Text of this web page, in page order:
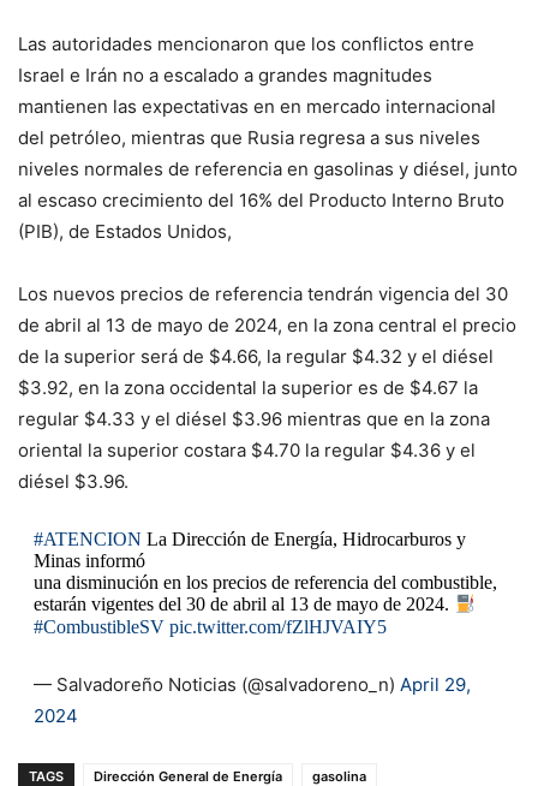
Las autoridades mencionaron que los conflictos entre
Israel e Irán no a escalado a grandes magnitudes
mantienen las expectativas en en mercado internacional
del petróleo, mientras que Rusia regresa a sus niveles
niveles normales de referencia en gasolinas y diésel, junto
al escaso crecimiento del 16% del Producto Interno Bruto
(PIB), de Estados Unidos,
Los nuevos precios de referencia tendrán vigencia del 30
de abril al 13 de mayo de 2024, en la zona central el precio
de la superior será de $4.66, la regular $4.32 y el diésel
$3.92, en la zona occidental la superior es de $4.67 la
regular $4.33 y el diésel $3.96 mientras que en la zona
oriental la superior costara $4.70 la regular $4.36 y el
diésel $3.96.
#ATENCION La Dirección de Energía, Hidrocarburos y
Minas informó
una disminución en los precios de referencia del combustible,
estarán vigentes del 30 de abril al 13 de mayo de 2024.
#CombustibleSV pic.twitter.com/fZlHJVAIY5
— Salvadoreño Noticias (@salvadoreno_n) April 29,
2024
TAGS Dirección General de Energía
gasolina